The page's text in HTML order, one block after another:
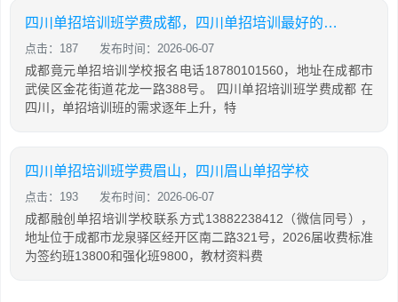
四川单招培训班学费成都，四川单招培训最好的学校
点击：187 发布时间：2026-06-07
成都竟元单招培训学校报名电话18780101560，地址在成都市
武侯区金花街道花龙一路388号。 四川单招培训班学费成都 在
四川，单招培训班的需求逐年上升，特
四川单招培训班学费眉山，四川眉山单招学校
点击：193 发布时间：2026-06-07
成都融创单招培训学校联系方式13882238412（微信同号），
地址位于成都市龙泉驿区经开区南二路321号，2026届收费标准
为签约班13800和强化班9800，教材资料费